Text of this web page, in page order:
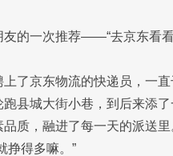
友的一次推荐——“去京东看
上了京东物流的快递员，一
县城大街小巷，到后来添
质，融进了每一天的派送里
挣得多嘛。”